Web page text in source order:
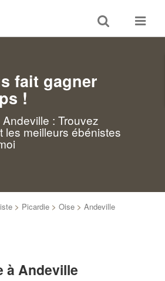
Toggle
search
Toggle
fait gagner
!
: Trouvez
les meilleurs ébénistes
> Picardie > Oise > Andeville
à Andeville